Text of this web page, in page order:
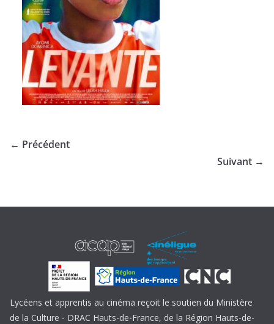
← Précédent
Suivant →
Lycéens et apprentis au cinéma reçoit le soutien du Ministère
de la Culture - DRAC Hauts-de-France, de la Région Hauts-de-